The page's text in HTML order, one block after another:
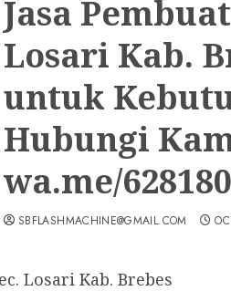
Jasa
Losari Kab.
untuk
Hubungi
wa.me/
SBFLASHMACHINE@GMAIL.COM
Losari Kab. Brebes